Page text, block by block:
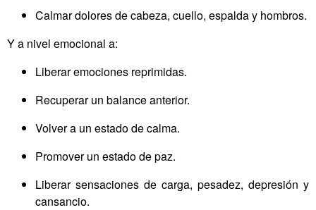
Calmar dolores de cabeza, cuello, espalda y hombros.
Y a nivel emocional a:
Liberar emociones reprimidas.
Recuperar un balance anterior.
Volver a un estado de calma.
Promover un estado de paz.
Liberar sensaciones de carga, pesadez, depresión y
cansancio.